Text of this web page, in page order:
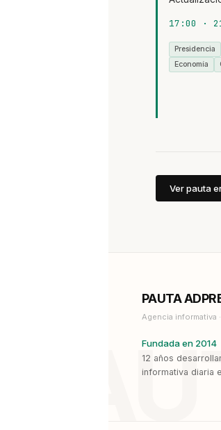
17:00 ·
Presidencia
Economía
Ver pauta
PAUTA
Agencia informativa
Fundada en 2014
12 años
informativa diaria